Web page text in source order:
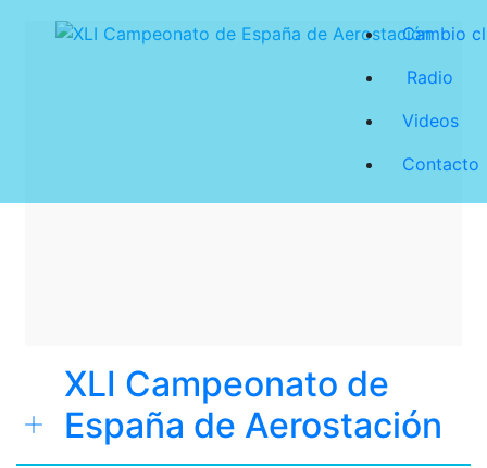
Cambio
Radio
Videos
Contacto
XLI Campeonato de
España de Aerostación